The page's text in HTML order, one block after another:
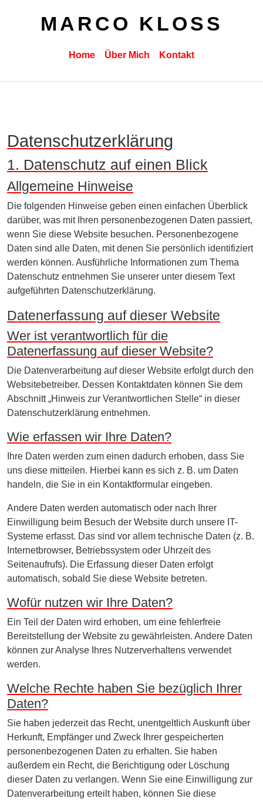
MARCO KLOSS
Home Über Mich Kontakt
Datenschutz­erklärung
1. Datenschutz auf einen Blick
Allgemeine Hinweise
Die folgenden Hinweise geben einen einfachen Überblick
darüber, was mit Ihren personenbezogenen Daten passiert,
wenn Sie diese Website besuchen. Personenbezogene
Daten sind alle Daten, mit denen Sie persönlich identifiziert
werden können. Ausführliche Informationen zum Thema
Datenschutz entnehmen Sie unserer unter diesem Text
aufgeführten Datenschutzerklärung.
Datenerfassung auf dieser Website
Wer ist verantwortlich für die
Datenerfassung auf dieser Website?
Die Datenverarbeitung auf dieser Website erfolgt durch den
Websitebetreiber. Dessen Kontaktdaten können Sie dem
Abschnitt „Hinweis zur Verantwortlichen Stelle“ in dieser
Datenschutzerklärung entnehmen.
Wie erfassen wir Ihre Daten?
Ihre Daten werden zum einen dadurch erhoben, dass Sie
uns diese mitteilen. Hierbei kann es sich z. B. um Daten
handeln, die Sie in ein Kontaktformular eingeben.
Andere Daten werden automatisch oder nach Ihrer
Einwilligung beim Besuch der Website durch unsere IT-
Systeme erfasst. Das sind vor allem technische Daten (z. B.
Internetbrowser, Betriebssystem oder Uhrzeit des
Seitenaufrufs). Die Erfassung dieser Daten erfolgt
automatisch, sobald Sie diese Website betreten.
Wofür nutzen wir Ihre Daten?
Ein Teil der Daten wird erhoben, um eine fehlerfreie
Bereitstellung der Website zu gewährleisten. Andere Daten
können zur Analyse Ihres Nutzerverhaltens verwendet
werden.
Welche Rechte haben Sie bezüglich Ihrer
Daten?
Sie haben jederzeit das Recht, unentgeltlich Auskunft über
Herkunft, Empfänger und Zweck Ihrer gespeicherten
personenbezogenen Daten zu erhalten. Sie haben
außerdem ein Recht, die Berichtigung oder Löschung
dieser Daten zu verlangen. Wenn Sie eine Einwilligung zur
Datenverarbeitung erteilt haben, können Sie diese